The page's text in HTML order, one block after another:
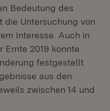
Bedeutung des
die Untersuchung von
Interesse. Auch in
Ernte 2019 konnte
festgestellt
aus den
zwischen 14 und